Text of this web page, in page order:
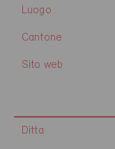
Luogo
Cantone
Sito web
Ditta